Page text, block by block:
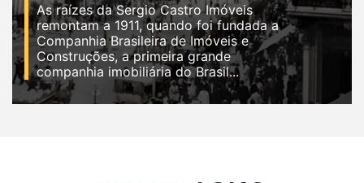
As raízes da Sergio Castro Imóveis
remontam a 1911, quando foi fundada a
Companhia Brasileira de Imóveis e
Construções, a primeira grande
companhia imobiliária do Brasil...